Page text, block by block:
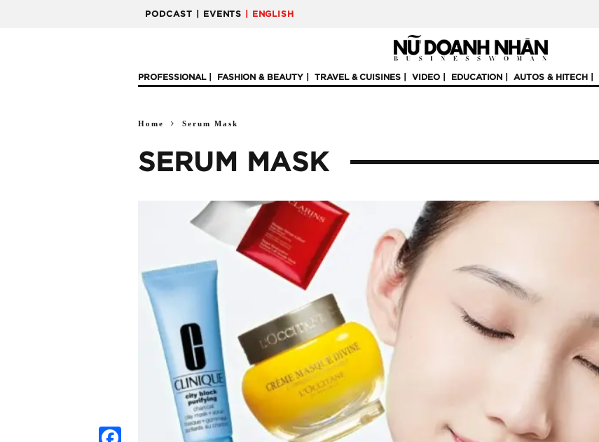
PODCAST | EVENTS | ENGLISH
PROFESSIONAL FASHION & BEAUTY TRAVEL & CUISINES VIDEO EDUCATION AUTOS & HITECH
Home Serum Mask
SERUM MASK